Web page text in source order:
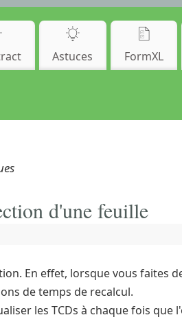
Astuces FormXL
d'une feuille
En effet, lorsque vous faites
de temps de recalcul.
les TCDs à chaque fois que